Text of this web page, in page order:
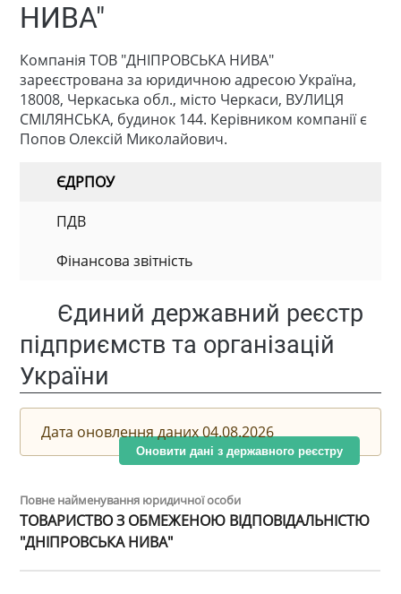
НИВА"
Компанія ТОВ "ДНІПРОВСЬКА НИВА"
зареєстрована за юридичною адресою Україна,
18008, Черкаська обл., місто Черкаси, ВУЛИЦЯ
СМІЛЯНСЬКА, будинок 144. Керівником компанії є
Попов Олексій Миколайович.
ЄДРПОУ
ПДВ
Фінансова звітність
Єдиний державний реєстр
підприємств та організацій
України
Дата оновлення даних 04.08.2026
Оновити дані з державного реєстру
Повне найменування юридичної особи
ТОВАРИСТВО З ОБМЕЖЕНОЮ ВІДПОВІДАЛЬНІСТЮ
"ДНІПРОВСЬКА НИВА"